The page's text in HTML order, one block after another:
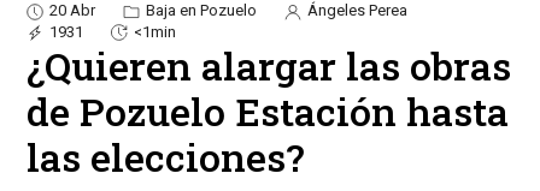
20 Abr Baja en Pozuelo
Ángeles Perea
1931
<1min
¿Quieren alargar las obras
de Pozuelo Estación hasta
las elecciones?